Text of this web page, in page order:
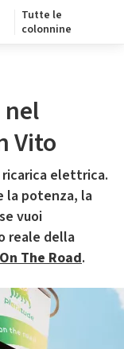
Tutte le
colonnine
Vito
elettrica.
la potenza, la
vuoi
reale della
The Road.